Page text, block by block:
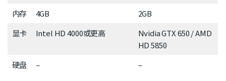
内存
4GB
2GB
显卡
Intel HD 4000或更高
Nvidia GTX 650 / AMD
HD 5850
硬盘
– –